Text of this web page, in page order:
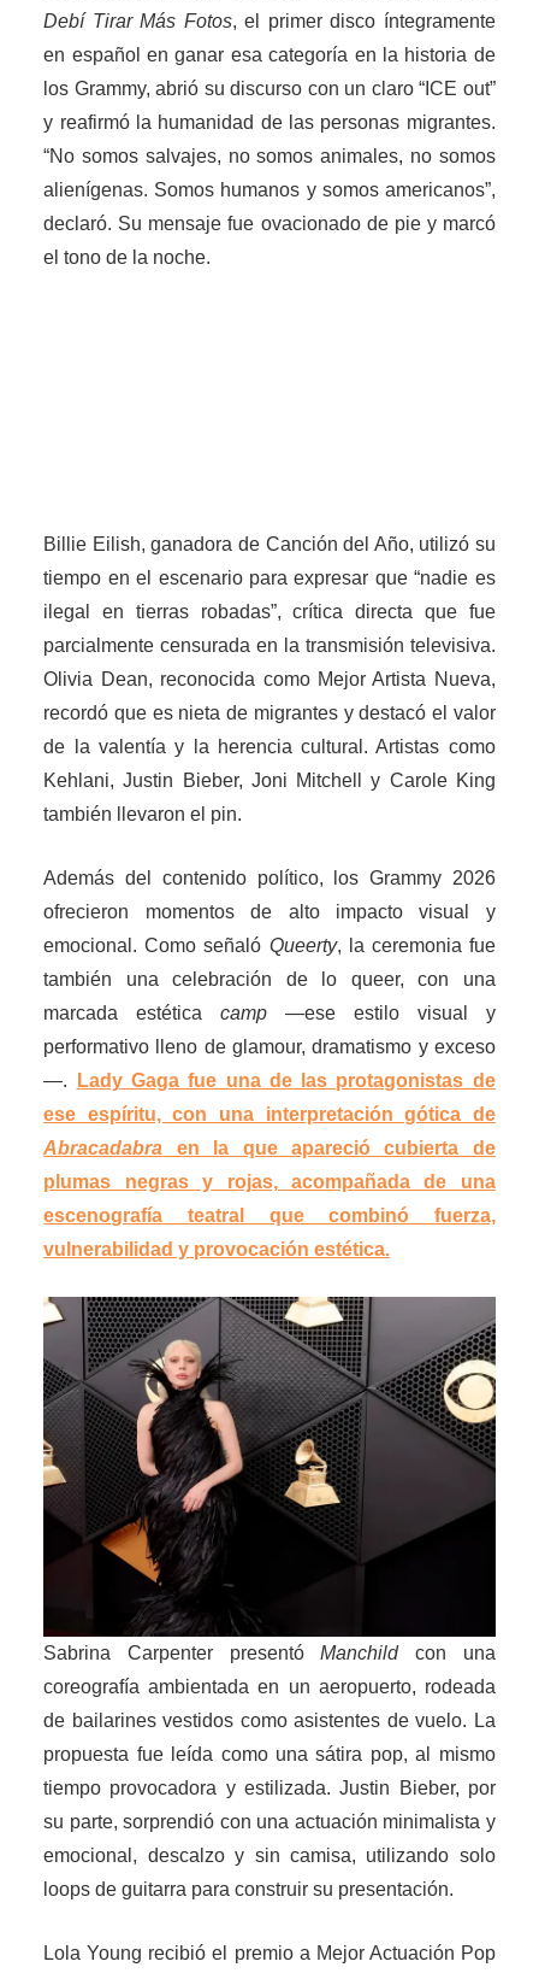
Debí Tirar Más Fotos, el primer disco íntegramente
en español en ganar esa categoría en la historia de
los Grammy, abrió su discurso con un claro “ICE out”
y reafirmó la humanidad de las personas migrantes.
“No somos salvajes, no somos animales, no somos
alienígenas. Somos humanos y somos americanos”,
declaró. Su mensaje fue ovacionado de pie y marcó
el tono de la noche.
Billie Eilish, ganadora de Canción del Año, utilizó su
tiempo en el escenario para expresar que “nadie es
ilegal en tierras robadas”, crítica directa que fue
parcialmente censurada en la transmisión televisiva.
Olivia Dean, reconocida como Mejor Artista Nueva,
recordó que es nieta de migrantes y destacó el valor
de la valentía y la herencia cultural. Artistas como
Kehlani, Justin Bieber, Joni Mitchell y Carole King
también llevaron el pin.
Además del contenido político, los Grammy 2026
ofrecieron momentos de alto impacto visual y
emocional. Como señaló Queerty, la ceremonia fue
también una celebración de lo queer, con una
marcada estéticacamp —ese estilo visual y
performativo lleno de glamour, dramatismo y exceso
—.
Lady Gaga fue una de las protagonistas de
ese espíritu, con una interpretación gótica de
Abracadabra en la que apareció cubierta de
plumas negras y rojas, acompañada de una
escenografía teatral que combinó fuerza,
vulnerabilidad y provocación estética.
Sabrina Carpenter presentóManchildcon una
coreografía ambientada en un aeropuerto, rodeada
de bailarines vestidos como asistentes de vuelo. La
propuesta fue leída como una sátira pop, al mismo
tiempo provocadora y estilizada. Justin Bieber, por
su parte, sorprendió con una actuación minimalista y
emocional, descalzo y sin camisa, utilizando solo
loops de guitarra para construir su presentación.
Lola Young recibió el premio a Mejor Actuación Pop